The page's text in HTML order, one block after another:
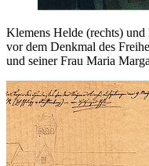
Klemens Helde (rechts)
vor dem Denkmal des
und seiner Frau Maria